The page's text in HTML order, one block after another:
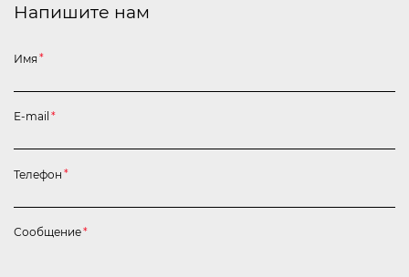
Напишите нам
Имя *
E-mail *
Телефон *
Сообщение*